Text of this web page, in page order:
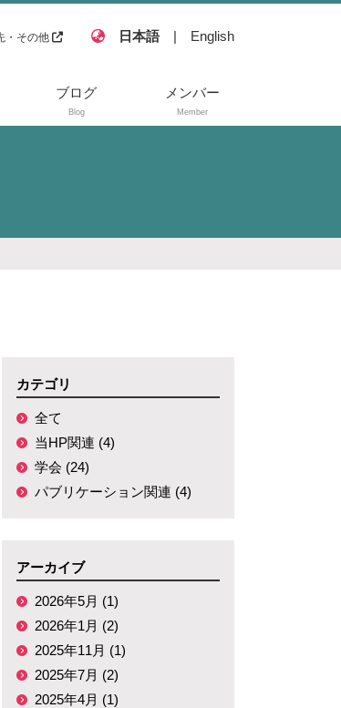
・その他 日本語 | English
ブログ
Blog
メンバー
Member
カテゴリ
全て
当HP関連 (4)
学会 (24)
パブリケーション関連 (4)
アーカイブ
2026年5月 (1)
2026年1月 (2)
2025年11月 (1)
2025年7月 (2)
2025年4月 (1)